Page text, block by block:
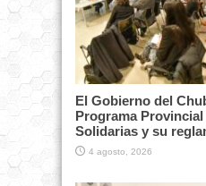
El Gobierno del
Programa
Solidarias y su
4 agosto, 2026